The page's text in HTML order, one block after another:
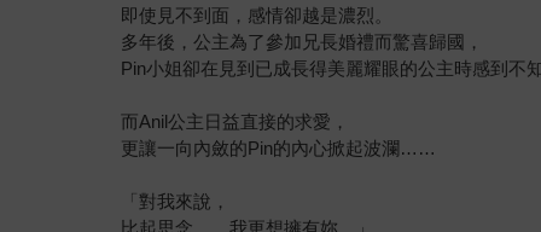
即使見不到面，感情卻越是濃烈。
多年後，公主為了參加兄長婚禮而驚喜歸國，
Pin小姐卻在見到已成長得美麗耀眼的公主時感到不
而Anil公主日益直接的求愛，
更讓一向內斂的Pin的內心掀起波瀾……
「對我來說，
比起思念……我更想擁有妳。」